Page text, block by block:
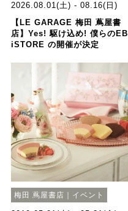
2026.08.01(土) - 08.16(日)
【LE GARAGE 梅田 蔦屋書
店】Yes! 駆け込め! 僕らのEB
iSTORE の開催が決定
梅田 蔦屋書店｜イベント